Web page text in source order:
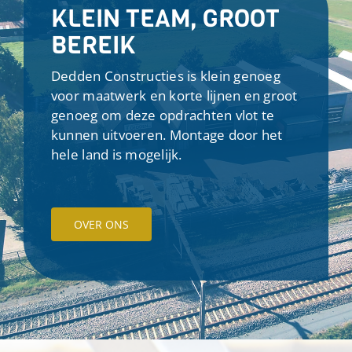
KLEIN TEAM, GROOT
BEREIK
Dedden Constructies is klein genoeg
voor maatwerk en korte lijnen en groot
genoeg om deze opdrachten vlot te
kunnen uitvoeren. Montage door het
hele land is mogelijk.
OVER ONS